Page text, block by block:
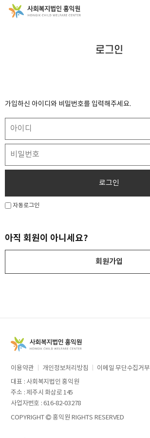
로그인
가입하신 아이디와 비밀번호를 입력해주세요.
로그인
자동로그인
아직 회원이 아니세요?
회원가입
이용약관 개인정보처리방침
이메일 무단수집거부
대표 : 사회복지법인 홍익원
주소 : 제주시 화삼로 145
사업자번호 : 616-82-03278
COPYRIGHT
홍익원 RIGHTS RESERVED